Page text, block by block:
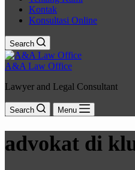
Kontak
Konsultasi Online
Search
A&A Law Office
Lawyer and Legal Consultant
Search Menu
advokat di